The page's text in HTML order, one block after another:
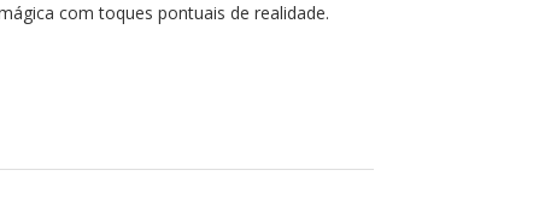
com toques pontuais de realidade.